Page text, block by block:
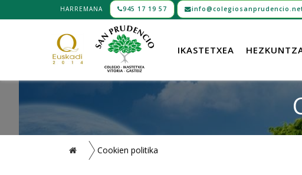
HARREMANA 945 17 19 57
IKASTETXEA
Cookien politika